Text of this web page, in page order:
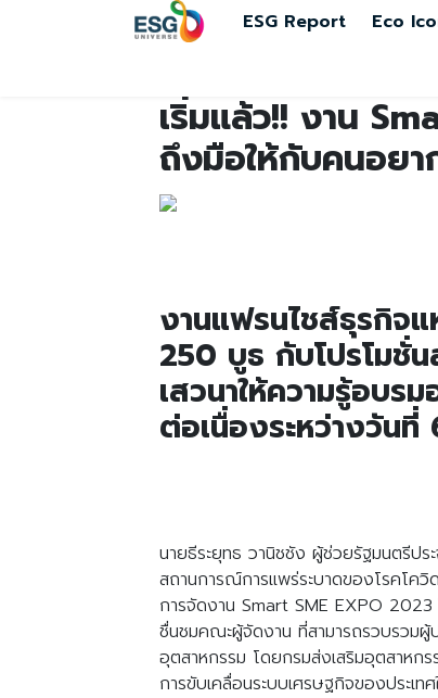
ESG Report Eco
เริ่มแล้ว!! งาน
ถึงมือให้กับคนอยา
งานแฟรนไชส์ธุรกิจ
250 บูธ กับโปรโมชั่
เสวนาให้ความรู้อบร
ต่อเนื่องระหว่างวัน
นายธีระยุทธ วานิชชัง ผู้ช่วยรัฐมนตรีป
สถานการณ์การแพร่ระบาดของโรคโค
การจัดงาน Smart SME EXPO 2023
ชื่นชมคณะผู้จัดงาน ที่สามารถรวบรวมผู้
อุตสาหกรรม โดยกรมส่งเสริมอุตสาหก
การขับเคลื่อนระบบเศรษฐกิจของประเท